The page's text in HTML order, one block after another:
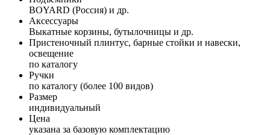
BOYARD (Россия) и др.
Аксессуары
Выкатные корзины, бутылочницы и др.
Пристеночный плинтус, барные стойки и навески,
освещение
по каталогу
Ручки
по каталогу (более 100 видов)
Размер
индивидуальный
Цена
указана за базовую комплектацию